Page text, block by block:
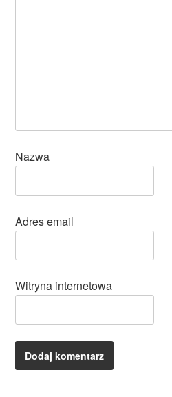
Nazwa
Adres email
Witryna internetowa